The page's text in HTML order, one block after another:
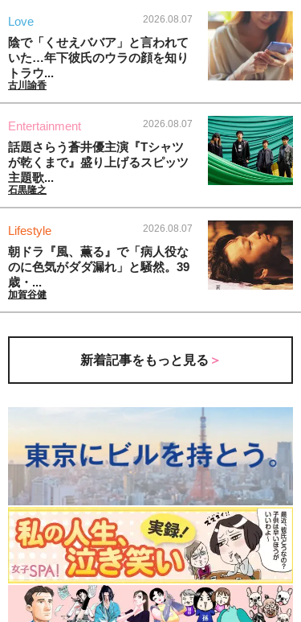
Love 2026.08.07
陰で「くせえババア」と言われて
いた…年下彼氏のウラの顔を知り
トラウ...
古川諭香
Entertainment 2026.08.07
話題さらう蒼井優主演『Tシャツ
が乾くまで』盛り上げるスピッツ
主題歌...
石黒隆之
Lifestyle 2026.08.07
朝ドラ『風、薫る』で「病人役な
のに色気がダダ漏れ」と騒然。39
歳・...
加賀谷健
新着記事をもっと見る